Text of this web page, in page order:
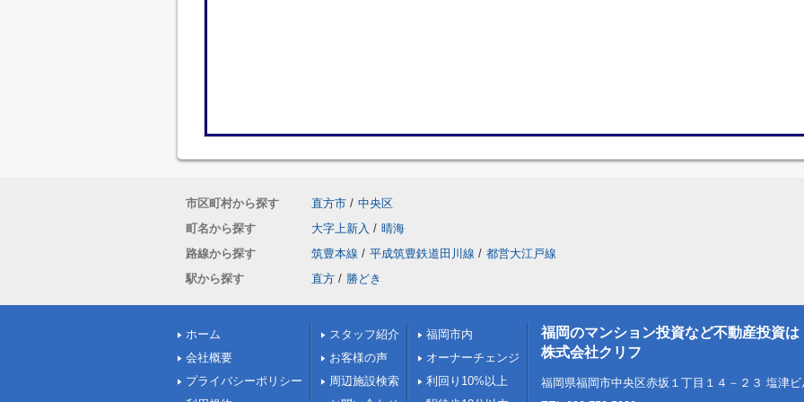
市区町村から探す 直方市 / 中央区
町名から探す
大字上新入 / 晴海
路線から探す
筑豊本線 / 平成筑豊鉄道田川線 / 都営大江戸線
駅から探す
直方 / 勝どき
ホーム
会社概要
プライバシーポリシー
スタッフ紹介
お客様の声
周辺施設検索
福岡市内
オーナーチェンジ
利回り10%以上
福岡のマンション投資など不動産投資は
株式会社クリフ
福岡県福岡市中央区赤坂１丁目１４－２３ 塩津